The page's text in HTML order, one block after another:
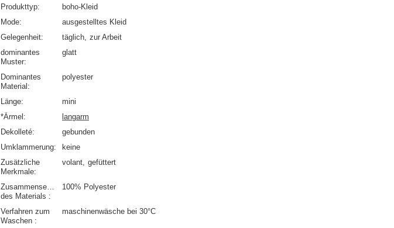
Produkttyp
boho-Kleid
Mode
ausgestelltes Kleid
Gelegenheit
täglich zur Arbeit
dominantes
Muster
glatt
Dominantes
Material
polyester
Länge
mini
*Ärmel
langarm
Dekolleté
gebunden
Umklammerung
keine
Zusätzliche
Merkmale
volant gefüttert
Zusammensetzung
des Materials
100% Polyester
Verfahren zum
Waschen
maschinenwäsche bei 30°C